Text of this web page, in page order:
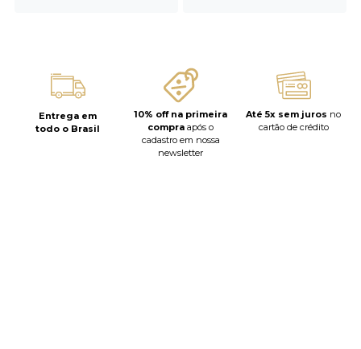
Entrega em
todo o Brasil
10% off na primeira
compra após o
cadastro em nossa
newsletter
Até 5x sem juros no
cartão de crédito